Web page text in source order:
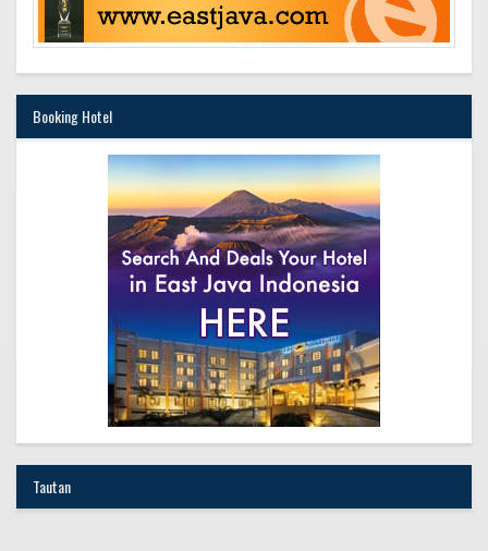
Booking Hotel
Tautan